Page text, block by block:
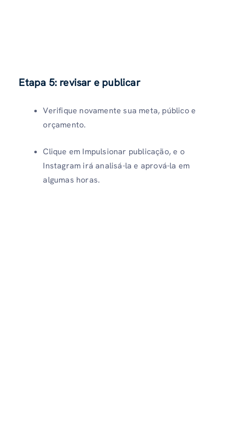
Etapa 5: revisar e publicar
Verifique novamente sua meta, público e
orçamento.
Clique em Impulsionar publicação, e o
Instagram irá analisá-la e aprová-la em
algumas horas.